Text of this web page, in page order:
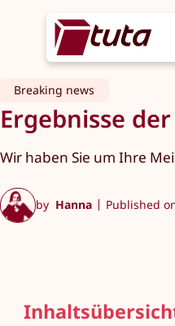
Breaking news
Ergebnisse
Wir haben Sie um Ihre
by Hanna Published